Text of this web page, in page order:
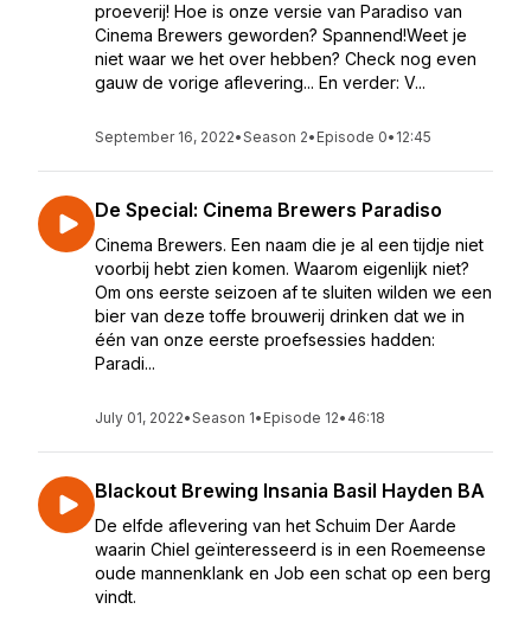
proeverij! Hoe is onze versie van Paradiso van
Cinema Brewers geworden? Spannend!Weet je
niet waar we het over hebben? Check nog even
gauw de vorige aflevering... En verder: V...
September 16, 2022•Season 2• Episode 0• 12:45
De Special: Cinema Brewers Paradiso
Cinema Brewers. Een naam die je al een tijdje niet
voorbij hebt zien komen. Waarom eigenlijk niet?
Om ons eerste seizoen af te sluiten wilden we een
bier van deze toffe brouwerij drinken dat we in
één van onze eerste proefsessies hadden:
Paradi...
July 01, 2022•Season 1• Episode 12• 46:18
Blackout Brewing Insania Basil Hayden BA
De elfde aflevering van het Schuim Der Aarde
waarin Chiel geïnteresseerd is in een Roemeense
oude mannenklank en Job een schat op een berg
vindt.